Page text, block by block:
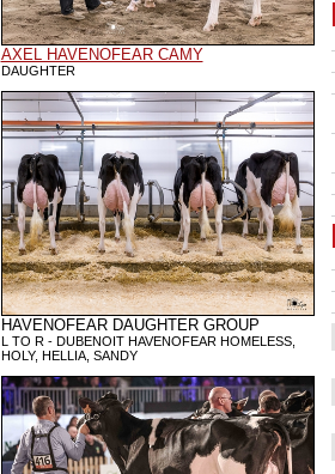
AXEL HAVENOFEAR CAMY
DAUGHTER
HAVENOFEAR DAUGHTER GROUP
L TO R - DUBENOIT HAVENOFEAR HOMELESS,
HOLY, HELLIA, SANDY